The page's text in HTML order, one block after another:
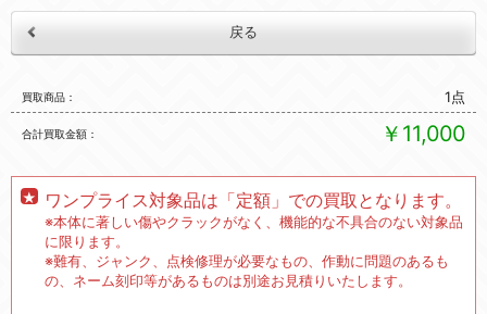
買取商品 1点
合計買取金額 ￥11,000
ワンプライス対象品は「定額」での買取となります。
※本体に著しい傷やクラックがなく、機能的な不具合のない対象品
に限ります。
※難有、ジャンク、点検修理が必要なもの、作動に問題のあるも
の、ネーム刻印等があるものは別途お見積りいたします。